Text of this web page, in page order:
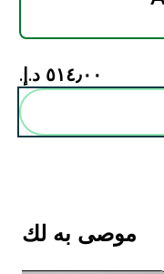
٥١٤٫٠٠ د.إ.‏‎
موصى به لك